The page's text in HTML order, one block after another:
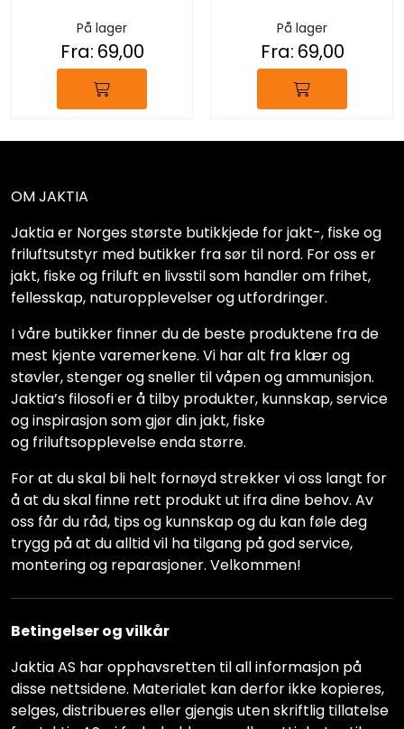
På lager
Fra: 69,00
På lager
Fra: 69,00
OM JAKTIA
Jaktia er Norges største butikkjede for jakt-, fiske og
friluftsutstyr med butikker fra sør til nord. For oss er
jakt, fiske og friluft en livsstil som handler om frihet,
fellesskap, naturopplevelser og utfordringer.
I våre butikker finner du de beste produktene fra de
mest kjente varemerkene. Vi har alt fra klær og
støvler, stenger og sneller til våpen og ammunisjon.
Jaktia’s filosofi er å tilby produkter, kunnskap, service
og inspirasjon som gjør din jakt, fiske
og friluftsopplevelse enda større.
For at du skal bli helt fornøyd strekker vi oss langt for
å at du skal finne rett produkt ut ifra dine behov. Av
oss får du råd, tips og kunnskap og du kan føle deg
trygg på at du alltid vil ha tilgang på god service,
montering og reparasjoner. Velkommen!
Betingelser og vilkår
Jaktia AS har opphavsretten til all informasjon på
disse nettsidene. Materialet kan derfor ikke kopieres,
selges, distribueres eller gjengis uten skriftlig tillatelse